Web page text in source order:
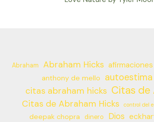
Abraham Abraham Hicks
anthony de mello
autoestima
citas abraham hicks Citas de
Citas de Abraham Hicks control del
deepak chopra dinero Dios